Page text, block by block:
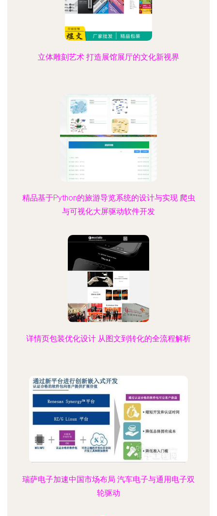
立体雕刻艺术 打造展馆展厅的文化新视界
精品基于Python的旅游导览系统的设计与实现 爬虫
与可视化大屏驱动软件开发
详情页包装优化设计 从图文到转化的全流程解析
瑞萨电子加速中国市场布局 汽车电子与通用电子双
轮驱动